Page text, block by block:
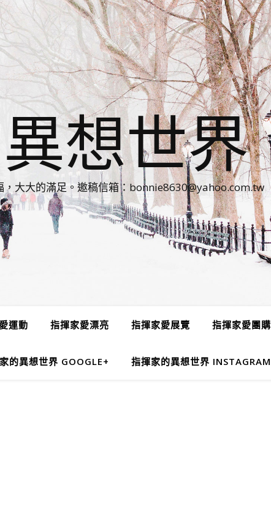
想世界
大大的滿足。邀稿信箱：bonnie8630@yahoo.com.tw
運動 指揮家愛漂亮 指揮家愛展覽 指揮家愛團購
的異想世界 GOOGLE+ 指揮家的異想世界 INSTAGRAM